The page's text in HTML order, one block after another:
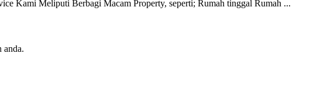
Kami Meliputi Berbagi Macam Property, seperti; Rumah tinggal Rumah ...
anda.